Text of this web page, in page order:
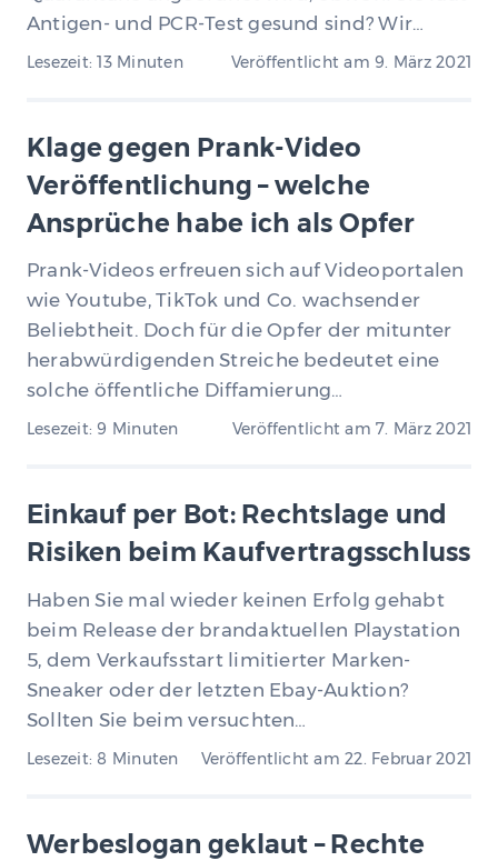
Antigen- und PCR-Test gesund sind? Wir…
Lesezeit: 13 Minuten Veröffentlicht am9. März 2021
Klage gegen Prank-Video
Veröffentlichung – welche
Ansprüche habe ich als Opfer
Prank-Videos erfreuen sich auf Videoportalen
wie Youtube, TikTok und Co. wachsender
Beliebtheit. Doch für die Opfer der mitunter
herabwürdigenden Streiche bedeutet eine
solche öffentliche Diffamierung…
Lesezeit: 9 Minuten Veröffentlicht am7. März 2021
Einkauf per Bot: Rechtslage und
Risiken beim Kaufvertragsschluss
Haben Sie mal wieder keinen Erfolg gehabt
beim Release der brandaktuellen Playstation
5, dem Verkaufsstart limitierter Marken-
Sneaker oder der letzten Ebay-Auktion?
Sollten Sie beim versuchten…
Lesezeit: 8 Minuten Veröffentlicht am22. Februar 2021
Werbeslogan geklaut – Rechte